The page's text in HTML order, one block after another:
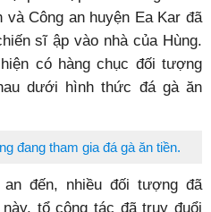
Công an huyện Ea Kar đã
sĩ ập vào nhà của Hùng.
có hàng chục đối tượng
dưới hình thức đá gà ăn
đang tham gia đá gà ăn tiền.
đến, nhiều đối tượng đã
tổ công tác đã truy đuổi